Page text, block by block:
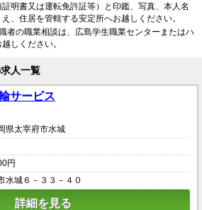
明書又は運転免許証等）と印鑑、写真、本人名
、住居を管轄する安定所へお越しください。
者の職業相談は、広島学生職業センターまたはハ
しください。
人一覧
サービス
県太宰府市水城
円
水城６－３３－４０
詳細を見る